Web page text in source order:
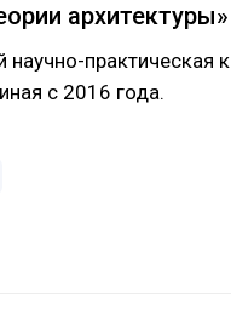
архитектуры»
научно-практическая
с 2016 года.